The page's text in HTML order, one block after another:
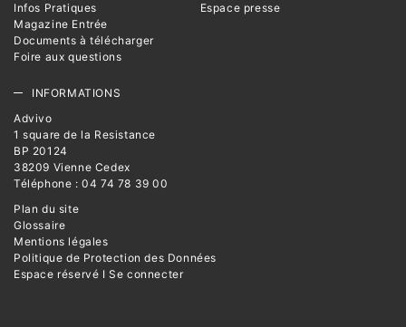
Infos Pratiques
Magazine Entrée
Documents à télécharger
Foire aux questions
Espace presse
INFORMATIONS
Advivo
1 square de la Resistance
BP 20124
38209 Vienne Cedex
Téléphone : 04 74 78 39 00
Plan du site
Glossaire
Mentions légales
Politique de Protection des Données
Espace réservé I Se connecter